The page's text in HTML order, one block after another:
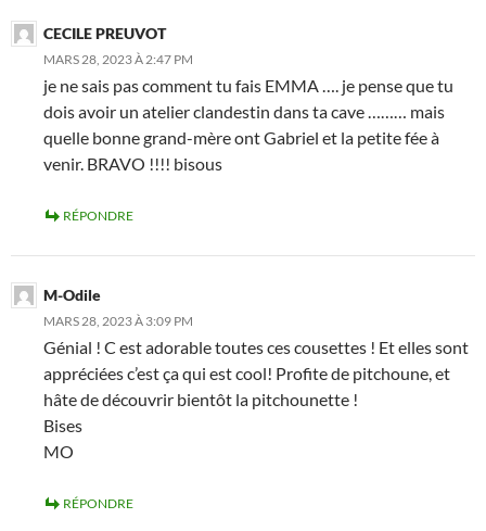
CECILE PREUVOT
MARS 28, 2023 À 2:47 PM
je ne sais pas comment tu fais EMMA …. je pense que tu
dois avoir un atelier clandestin dans ta cave ……… mais
quelle bonne grand-mère ont Gabriel et la petite fée à
venir. BRAVO !!!! bisous
RÉPONDRE
M-Odile
MARS 28, 2023 À 3:09 PM
Génial ! C est adorable toutes ces cousettes ! Et elles sont
appréciées c’est ça qui est cool! Profite de pitchoune, et
hâte de découvrir bientôt la pitchounette !
Bises
MO
RÉPONDRE